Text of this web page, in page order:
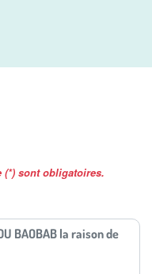
(*) sont obligatoires.